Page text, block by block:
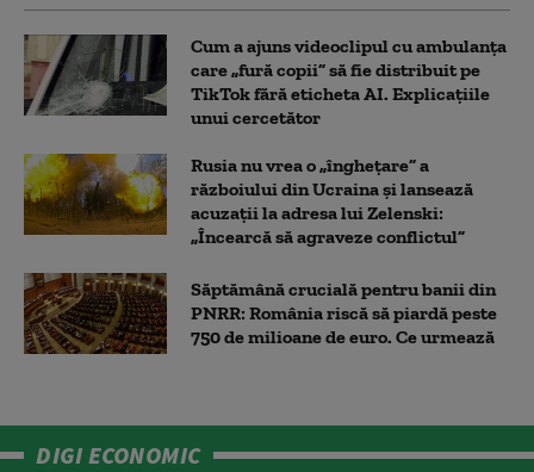
Cum a ajuns videoclipul cu ambulanța
care „fură copii” să fie distribuit pe
TikTok fără eticheta AI. Explicațiile
unui cercetător
Rusia nu vrea o „înghețare” a
războiului din Ucraina și lansează
acuzații la adresa lui Zelenski:
„Încearcă să agraveze conflictul”
Săptămână crucială pentru banii din
PNRR: România riscă să piardă peste
750 de milioane de euro. Ce urmează
DIGI ECONOMIC